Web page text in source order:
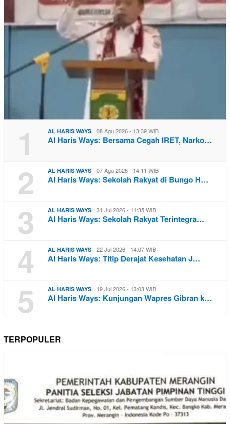
1 AL HARIS WAYS 08 Agu 2026 - 13:39 WIB
Al Haris Ways: Bersama Cegah IRET, Narko…
2 AL HARIS WAYS 07 Agu 2026 - 14:11 WIB
Al Haris Ways: Sekolah Rakyat di Bungo H…
3 AL HARIS WAYS 31 Jul 2026 - 11:35 WIB
Al Haris Ways: Sekolah Rakyat Terintegra…
4 AL HARIS WAYS 22 Jul 2026 - 14:07 WIB
Al Haris Ways: Titip Derajat Kesehatan J…
5 AL HARIS WAYS 19 Jul 2026 - 13:03 WIB
Al Haris Ways: Kunjungan Wapres Gibran k…
TERPOPULER